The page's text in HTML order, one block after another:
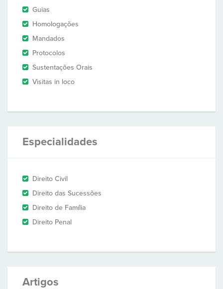
Guias
Homologações
Mandados
Protocolos
Sustentações Orais
Visitas in loco
Especialidades
Direito Civil
Direito das Sucessões
Direito de Família
Direito Penal
Artigos